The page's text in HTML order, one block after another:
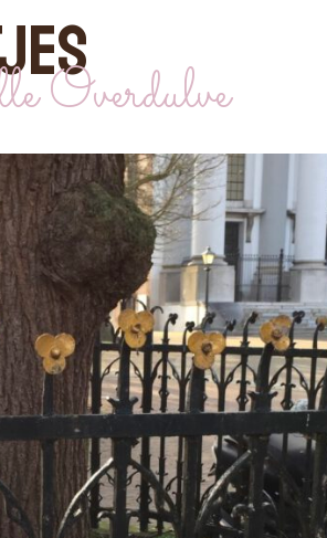
Overdulve